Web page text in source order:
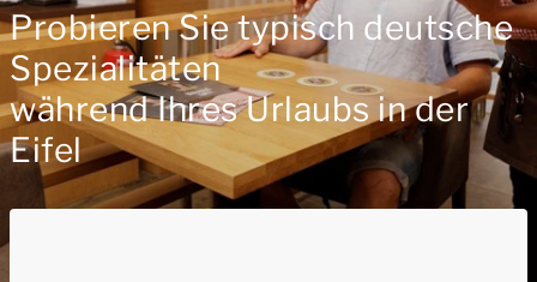
Probieren Sie typisch deutsche
Spezialitäten
während Ihres Urlaubs in der
Eifel